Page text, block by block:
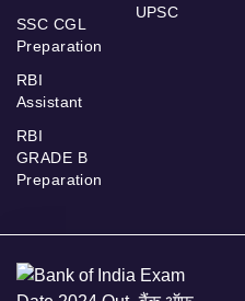
SSC CGL
Preparation
RBI
Assistant
RBI
GRADE B
Preparation
UPSC